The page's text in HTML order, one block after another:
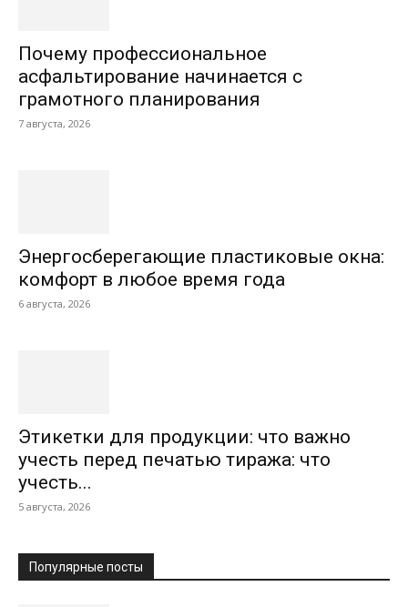
Почему профессиональное
асфальтирование начинается с
грамотного планирования
7 августа, 2026
Энергосберегающие пластиковые окна:
комфорт в любое время года
6 августа, 2026
Этикетки для продукции: что важно
учесть перед печатью тиража: что
учесть...
5 августа, 2026
Популярные посты